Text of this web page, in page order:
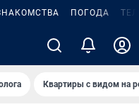
ПОГОДА
Квартиры с видом на